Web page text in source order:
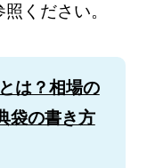
ください。
は？相場の
袋の書き方